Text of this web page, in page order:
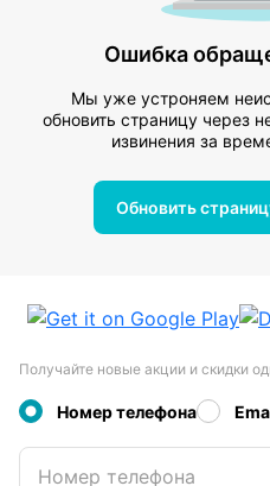
Ошибка
Мы уже устроняем
обновить страницу через
извинения за
Обновить
Получайте новые акции и скидки
Номер телефона
Номер телефона